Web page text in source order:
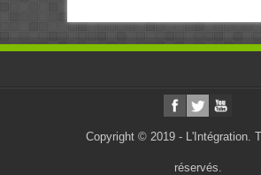
Copyright © 2019 - L'Intégration.
réservés.